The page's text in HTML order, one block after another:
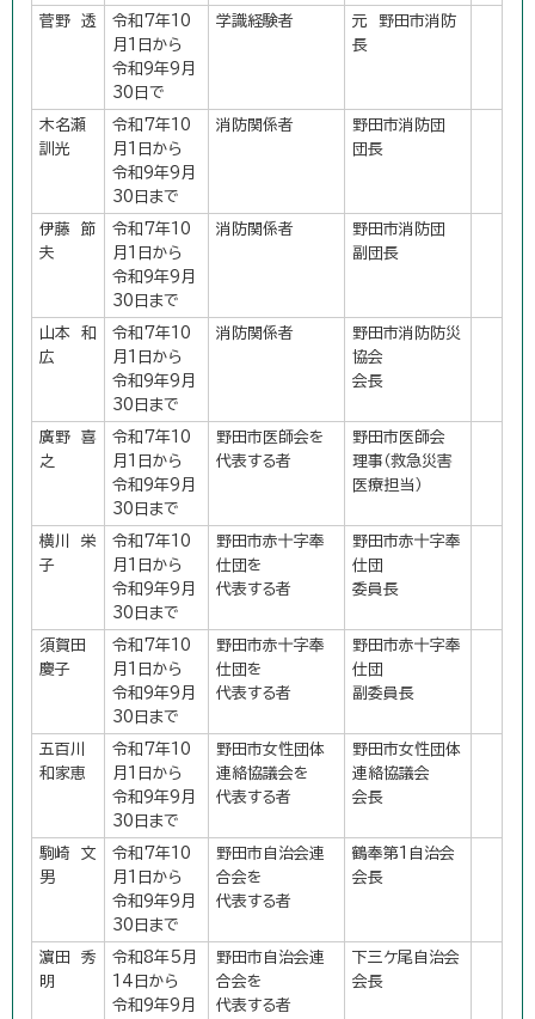
菅野 透
令和7年10
月1日から
令和9年9月
30日で
学識経験者
元 野田市消防
長
木名瀬
訓光
令和7年10
月1日から
令和9年9月
30日まで
消防関係者
野田市消防団
団長
伊藤 節
夫
令和7年10
月1日から
令和9年9月
30日まで
消防関係者
野田市消防団
副団長
山本 和
広
令和7年10
月1日から
令和9年9月
30日まで
消防関係者
野田市消防防災
協会
会長
廣野 喜
之
令和7年10
月1日から
令和9年9月
30日まで
野田市医師会を
代表する者
野田市医師会
理事（救急災害
医療担当）
横川 栄
子
令和7年10
月1日から
令和9年9月
30日まで
野田市赤十字奉
仕団を
代表する者
野田市赤十字奉
仕団
委員長
須賀田
慶子
令和7年10
月1日から
令和9年9月
30日まで
野田市赤十字奉
仕団を
代表する者
野田市赤十字奉
仕団
副委員長
五百川
和家恵
令和7年10
月1日から
令和9年9月
30日まで
野田市女性団体
連絡協議会を
代表する者
野田市女性団体
連絡協議会
会長
駒崎 文
男
令和7年10
月1日から
令和9年9月
30日まで
野田市自治会連
合会を
代表する者
鶴奉第1自治会
会長
濵田 秀
明
令和8年5月
14日から
令和9年9月
野田市自治会連
合会を
代表する者
下三ケ尾自治会
会長